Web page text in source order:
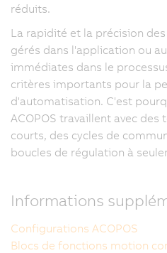
réduits.
La rapidité et la précision
gérés dans l'application ou
immédiates dans le
critères importants pour la
d'automatisation. C'est
ACOPOS travaillent avec
courts, des cycles de
boucles de régulation à
Informations
Configurations ACOPOS
Blocs de fonctions motion